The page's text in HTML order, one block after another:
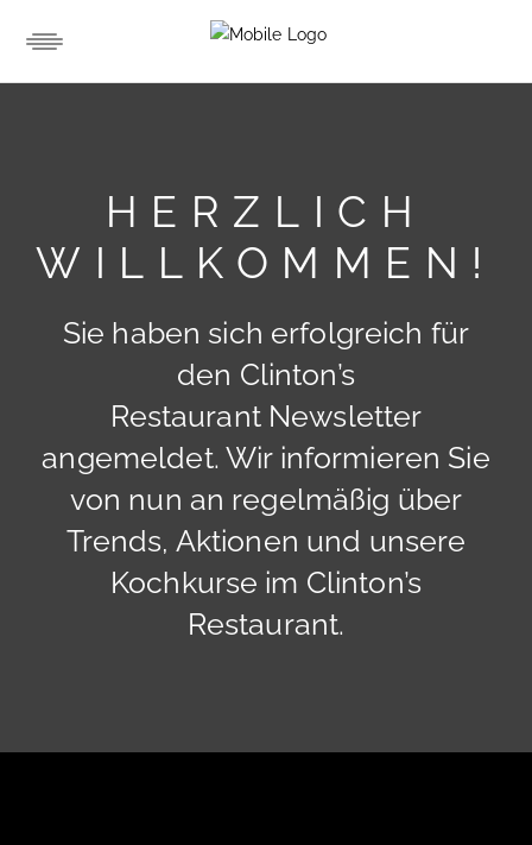
HERZLICH
WILLKOMMEN!
Sie haben sich erfolgreich für
den Clinton’s
RestaurantNewsletter
angemeldet. Wir informieren Sie
von nun an regelmäßig über
Trends, Aktionen und unsere
Kochkurse im Clinton’s
Restaurant.